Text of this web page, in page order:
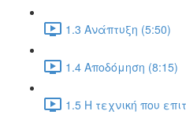
1.3 Ανάπτυξη (5:50)
1.4 Αποδόμηση (8:15)
1.5 Η τεχνική που